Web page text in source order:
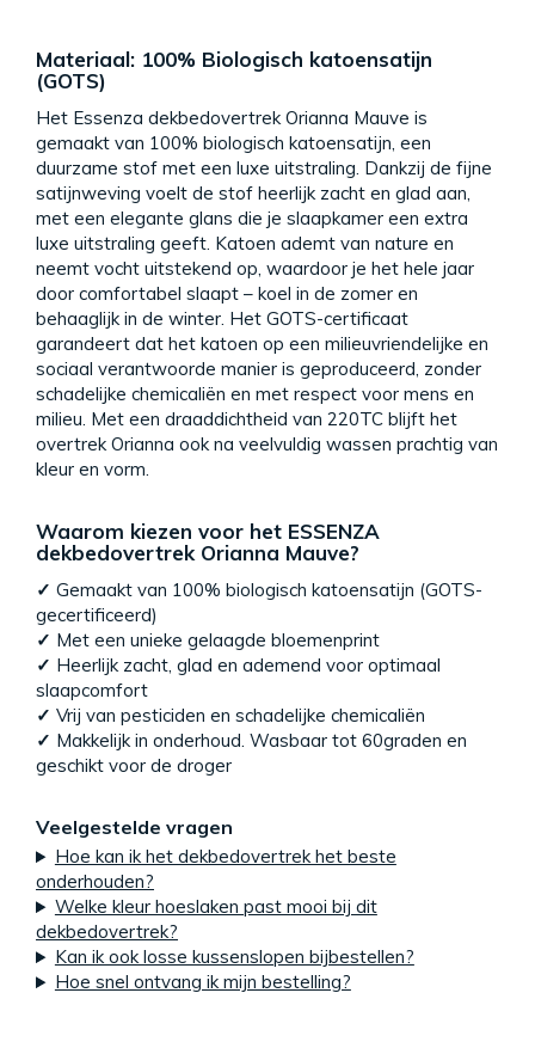
Materiaal: 100% Biologisch katoensatijn
(GOTS)
Het Essenza dekbedovertrek Orianna Mauve is
gemaakt van 100% biologisch katoensatijn, een
duurzame stof met een luxe uitstraling. Dankzij de fijne
satijnweving voelt de stof heerlijk zacht en glad aan,
met een elegante glans die je slaapkamer een extra
luxe uitstraling geeft. Katoen ademt van nature en
neemt vocht uitstekend op, waardoor je het hele jaar
door comfortabel slaapt – koel in de zomer en
behaaglijk in de winter. Het GOTS-certificaat
garandeert dat het katoen op een milieuvriendelijke en
sociaal verantwoorde manier is geproduceerd, zonder
schadelijke chemicaliën en met respect voor mens en
milieu. Met een draaddichtheid van 220TC blijft het
overtrek Orianna ook na veelvuldig wassen prachtig van
kleur en vorm.
Waarom kiezen voor het ESSENZA
dekbedovertrek Orianna Mauve?
✓ Gemaakt van 100% biologisch katoensatijn (GOTS-
gecertificeerd)
✓ Met een unieke gelaagde bloemenprint
✓ Heerlijk zacht, glad en ademend voor optimaal
slaapcomfort
✓ Vrij van pesticiden en schadelijke chemicaliën
✓ Makkelijk in onderhoud. Wasbaar tot 60graden en
geschikt voor de droger
Veelgestelde vragen
Hoe kan ik het dekbedovertrek het beste
onderhouden?
Welke kleur hoeslaken past mooi bij dit
dekbedovertrek?
Kan ik ook losse kussenslopen bijbestellen?
Hoe snel ontvang ik mijn bestelling?